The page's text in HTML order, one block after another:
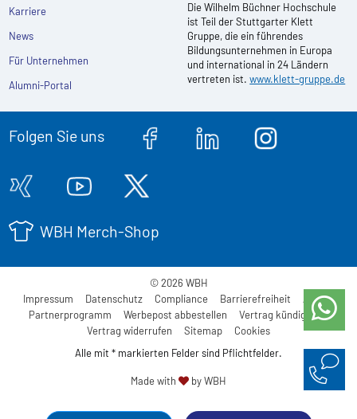
Karriere
News
Für Unternehmen
Alumni-Portal
Die Wilhelm Büchner Hochschule
ist Teil der Stuttgarter Klett
Gruppe, die ein führendes
Bildungsunternehmen in Europa
und international in 24 Ländern
vertreten ist.www.klett-gruppe.de
Folgen Sie uns
WBH Merch-Shop
© 2026 WBH
Impressum
Datenschutz Compliance Barrierefreiheit
AGB
Partnerprogramm
Werbepost abbestellen
Vertrag kündigen
Vertrag widerrufen
Sitemap
Cookies
Alle mit * markierten Felder sind Pflichtfelder.
Made with by WBH